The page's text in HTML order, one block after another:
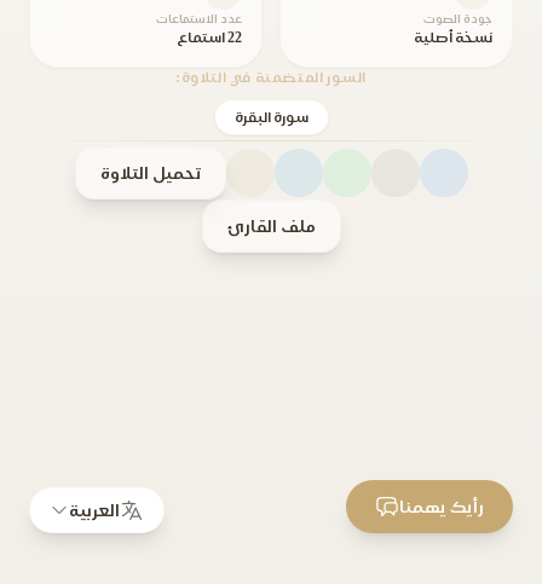
جودة الصوت
نسخة أصلية
عدد الاستماعات
22 استماع
السور المتضمنة في التلاوة:
سورة البقرة
تحميل التلاوة
ملف القارئ
العربية رأيك يهمنا